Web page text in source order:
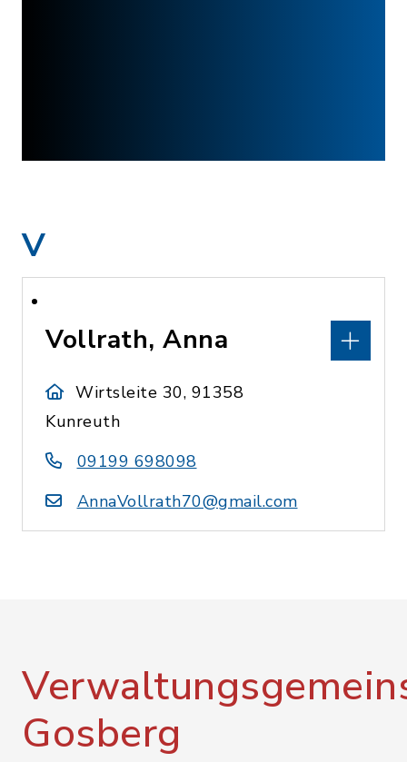
V
Vollrath, Anna
Wirtsleite 30, 91358
Kunreuth
09199 698098
AnnaVollrath70@gmail.com
Gosberg